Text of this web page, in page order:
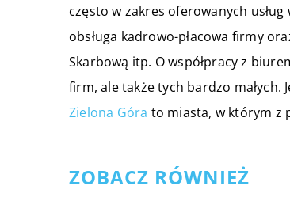
często w zakres oferowanych
obsługa kadrowo-płacowa firmy
Skarbową itp. O współpracy z
firm, ale także tych bardzo małych.
Zielona Góra to miasta, w którym z
ZOBACZ RÓWNIEŻ